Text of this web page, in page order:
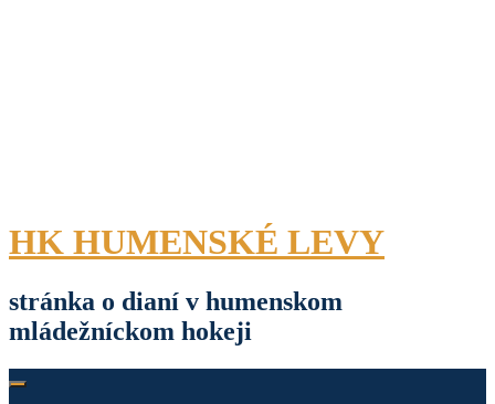
HK HUMENSKÉ LEVY
stránka o dianí v humenskom
mládežníckom hokeji